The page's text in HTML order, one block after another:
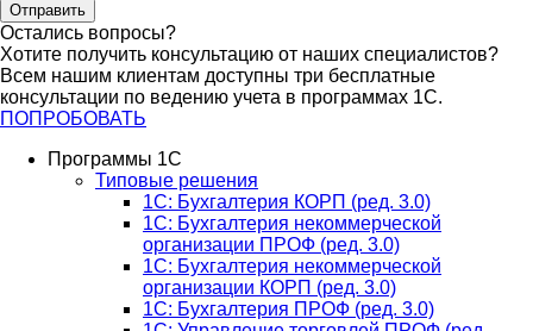
Отправить
Остались вопросы?
Хотите получить консультацию от наших специалистов?
Всем нашим клиентам доступны три бесплатные
консультации по ведению учета в программах 1С.
ПОПРОБОВАТЬ
Программы 1С
Типовые решения
1C: Бухгалтерия КОРП (ред. 3.0)
1С: Бухгалтерия некоммерческой
организации ПРОФ (ред. 3.0)
1С: Бухгалтерия некоммерческой
организации КОРП (ред. 3.0)
1C: Бухгалтерия ПРОФ (ред. 3.0)